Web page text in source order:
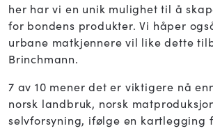
her har vi en unik mulighet til å
for bondens produkter. Vi håper
urbane matkjennere vil like dette
Brinchmann.
7 av 10 mener det er viktigere nå
norsk landbruk, norsk
selvforsyning, ifølge en kartlegging